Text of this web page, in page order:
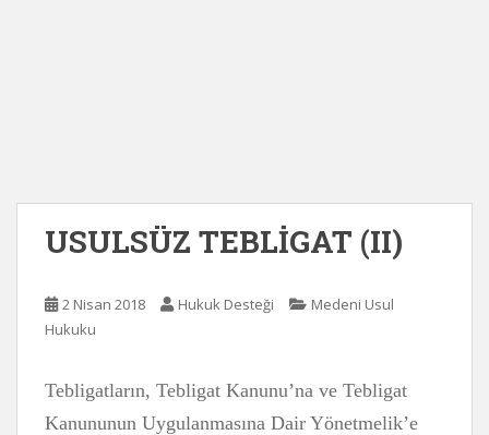
USULSÜZ TEBLİGAT (II)
2 Nisan 2018 Hukuk Desteği
Medeni Usul
Hukuku
Tebligatların, Tebligat Kanunu’na ve Tebligat
Kanununun Uygulanmasına Dair Yönetmelik’e